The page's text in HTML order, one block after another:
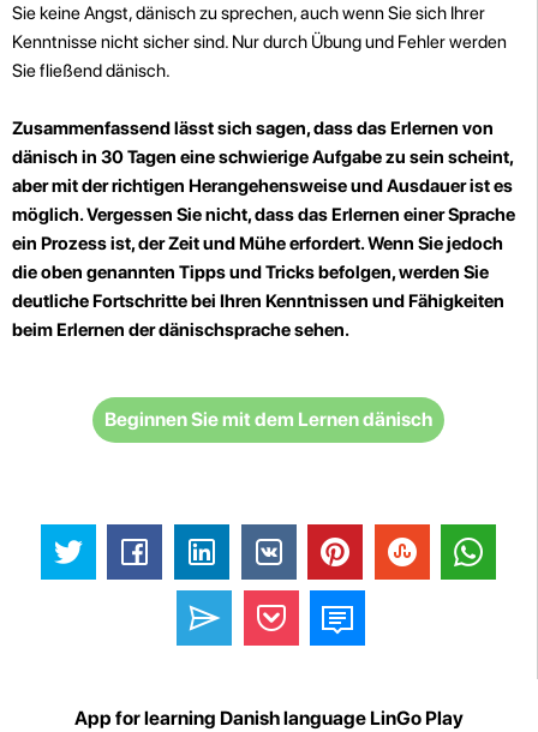
Sie keine Angst, dänisch zu sprechen, auch wenn Sie sich Ihrer
Kenntnisse nicht sicher sind. Nur durch Übung und Fehler werden
Sie fließend dänisch.
Zusammenfassend lässt sich sagen, dass das Erlernen von
dänisch in 30 Tagen eine schwierige Aufgabe zu sein scheint,
aber mit der richtigen Herangehensweise und Ausdauer ist es
möglich. Vergessen Sie nicht, dass das Erlernen einer Sprache
ein Prozess ist, der Zeit und Mühe erfordert. Wenn Sie jedoch
die oben genannten Tipps und Tricks befolgen, werden Sie
deutliche Fortschritte bei Ihren Kenntnissen und Fähigkeiten
beim Erlernen der dänischsprache sehen.
Beginnen Sie mit dem Lernen dänisch
App for learning Danish language LinGo Play